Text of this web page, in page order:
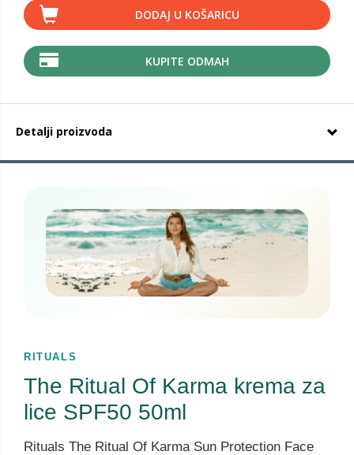
DODAJ U KOŠARICU
KUPITE ODMAH
Detalji proizvoda
RITUALS
The Ritual Of Karma krema za
lice SPF50 50ml
Rituals The Ritual Of Karma Sun Protection Face